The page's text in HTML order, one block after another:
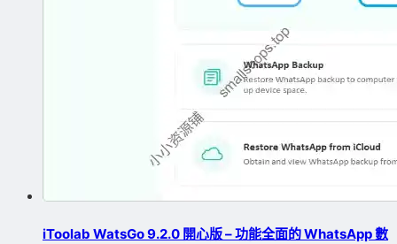
iToolab WatsGo 9.2.0 開心版 – 功能全面的 WhatsApp 數